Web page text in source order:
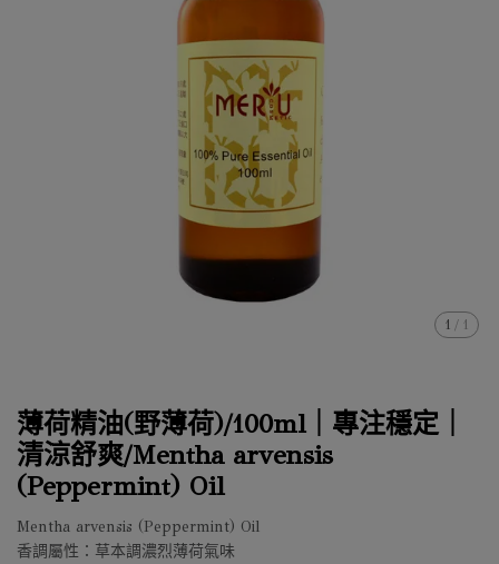
1 / 1
薄荷精油(野薄荷)/100ml｜專注穩定｜
清涼舒爽/Mentha arvensis
(Peppermint) Oil
Mentha arvensis (Peppermint) Oil
香調屬性：草本調濃烈薄荷氣味